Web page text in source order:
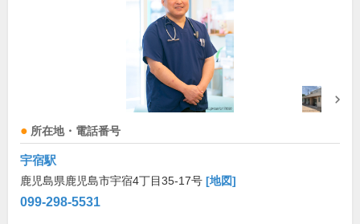
所在地・電話番号
宇宿駅
鹿児島県鹿児島市宇宿4丁目35-17号 [地図]
099-298-5531